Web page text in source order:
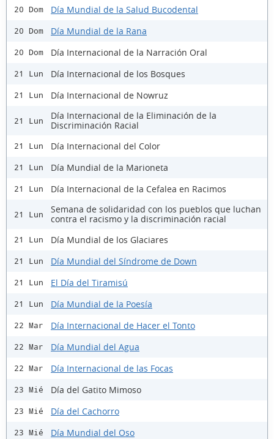
20 Dom Día Mundial de la Salud Bucodental
20 Dom Día Mundial de la Rana
20 Dom Día Internacional de la Narración Oral
21 Lun Día Internacional de los Bosques
21 Lun Día Internacional de Nowruz
21 Lun
Día Internacional de la Eliminación de la
Discriminación Racial
21 Lun Día Internacional del Color
21 Lun Día Mundial de la Marioneta
21 Lun Día Internacional de la Cefalea en Racimos
21 Lun
Semana de solidaridad con los pueblos que luchan
contra el racismo y la discriminación racial
21 Lun Día Mundial de los Glaciares
21 Lun Día Mundial del Síndrome de Down
21 Lun El Día del Tiramisú
21 Lun Día Mundial de la Poesía
22 Mar Día Internacional de Hacer el Tonto
22 Mar Día Mundial del Agua
22 Mar Día Internacional de las Focas
23 Mié Día del Gatito Mimoso
23 Mié Día del Cachorro
23 Mié Día Mundial del Oso